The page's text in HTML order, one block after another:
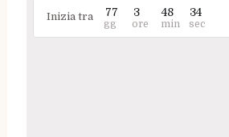
Inizia tra 77 3 48 33